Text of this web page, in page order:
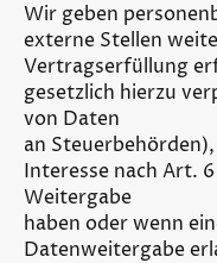
Wir geben
externe Stellen
Vertragserfüllung
gesetzlich hierzu
von Daten
an
Interesse nach Art.
Weitergabe
haben oder wenn
Datenweitergabe